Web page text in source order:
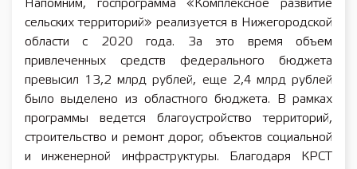
Напомним, госпрограмма «Комплексное развитие
сельских территорий» реализуется в Нижегородской
области с 2020 года. За это время объем
привлеченных средств федерального бюджета
превысил 13,2 млрд рублей, еще 2,4 млрд рублей
было выделено из областного бюджета. В рамках
программы ведется благоустройство территорий,
строительство и ремонт дорог, объектов социальной
и инженерной инфраструктуры. Благодаря КРСТ